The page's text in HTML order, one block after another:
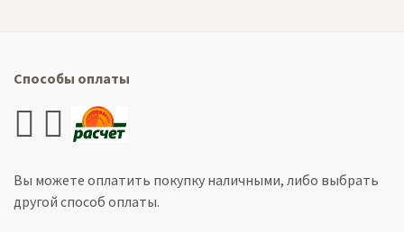
Способы оплаты
Вы можете оплатить покупку наличными, либо выбрать
другой способ оплаты.